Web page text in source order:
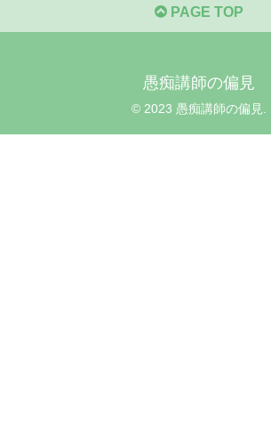
PAGE TOP
愚痴講師の偏見
© 2023 愚痴講師の偏見.